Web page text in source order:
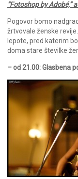
“Fotoshop by Adobé,”
Pogovor bomo
žrtvovale ženske
lepote, pred katerim
doma stare številke
– od 21.00: Glasbena